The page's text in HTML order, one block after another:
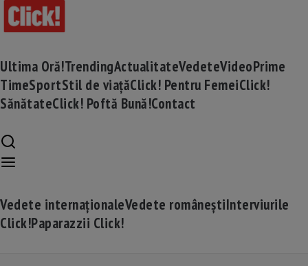
Ultima Oră!TrendingActualitateVedeteVideoPrime
TimeSportStil de viațăClick! Pentru FemeiClick!
SănătateClick! Poftă Bună!Contact
Vedete internaționaleVedete româneștiInterviurile
Click!Paparazzii Click!